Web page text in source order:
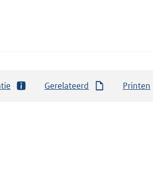
Gerelateerd Printen